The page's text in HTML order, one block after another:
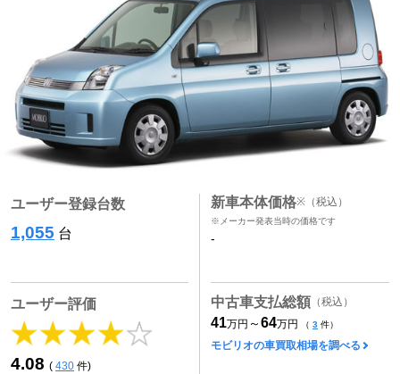
ユーザー登録台数
1,055 台
ユーザー評価
4.08 ( 430 件)
新車本体価格※ （税込）
※メーカー発表当時の価格です
-
中古車支払総額 （税込）
41万円 ～64万円 （ 3 件）
モビリオの車買取相場を調べる